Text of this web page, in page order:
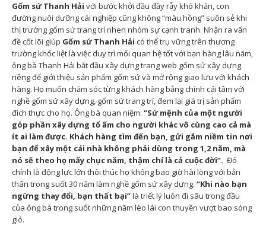
Gốm sứ Thanh Hải với bước khởi đầu đầy rẫy khó khăn, con
đường nuôi dưỡng cái nghiệp cũng không “màu hồng” suôn sẻ khi
thị trường gốm sứ trang trí nhen nhóm sự cạnh tranh. Nhận ra vấn
đề cốt lõi giúp Gốm sứ Thanh Hải có thể trụ vững trên thương
trường khốc liệt là việc duy trì mối quan hệ tốt với bạn hàng lâu năm,
ông bà Thanh Hải bắt đầu xây dựng trang web gốm sứ xây dựng
riêng để giới thiệu sản phẩm gốm sứ và mở rộng giao lưu với khách
hàng. Họ muốn chăm sóc từng khách hàng bằng chính cái tâm với
nghề gốm sứ xây dựng, gốm sứ trang trí, đem lại giá trị sản phẩm
đích thực cho họ. Ông bà quan niệm: “Sứmệnh của một người
góp phần xây dựng tổấm cho người khác vô cùng cao cả mà
ít ai làm được. Khách hàng tìm đến bạn, gửi gắm niềm tin nơi
bạn đểxây một cái nhà không phải dùng trong 1,2 năm, mà
nó sẽ theo họ mấy chục năm, thậm chílà cả cuộcđời”. Đó
chính là động lực lớn thôi thúc họ không bao giờ hài lòng với bản
thân trong suốt 30 năm làm nghề gốm sứ xây dựng. “Khi nào bạn
ngừng thay đổi, bạn thất bại”là triết lý luôn đi sâu trong đầu
của ông bà trong suốt những năm lèo lái con thuyền vượt bao sóng
gió.